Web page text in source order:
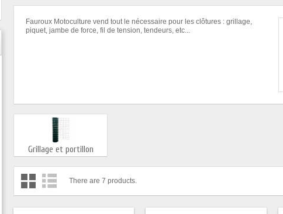
Fauroux Motoculture vend tout le nécessaire pour les clôtures : grillage,
piquet, jambe de force, fil de tension, tendeurs, etc...
Grillage et portillon
There are 7 products.